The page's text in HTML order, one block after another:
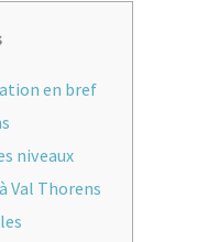
en bref
niveaux
Val Thorens